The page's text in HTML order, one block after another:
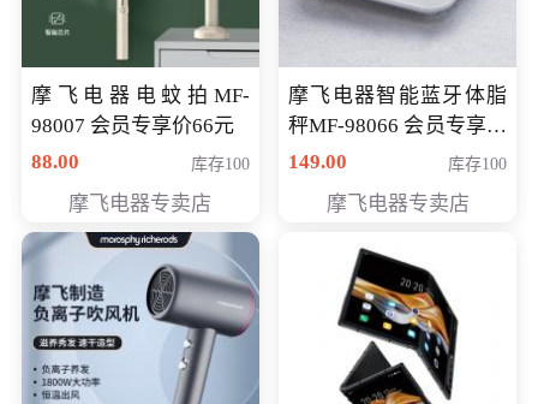
摩飞电器电蚊拍MF-
98007 会员专享价66元
88.00
库存100
摩飞电器专卖店
摩飞电器智能蓝牙体脂
秤MF-98066 会员专享价
98元
149.00 库存100
摩飞电器专卖店